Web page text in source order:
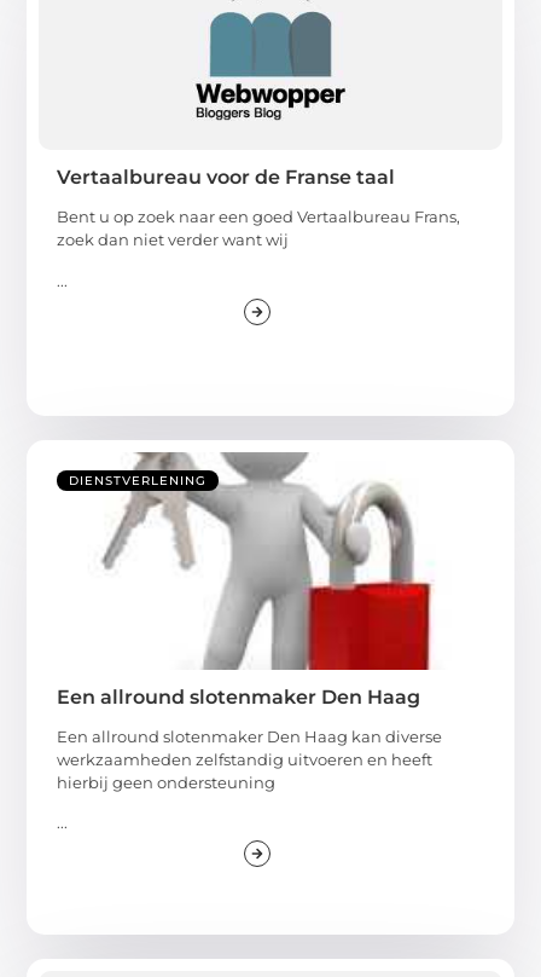
Vertaalbureau voor de Franse taal
Bent u op zoek naar een goed Vertaalbureau Frans,
zoek dan niet verder want wij
...
DIENSTVERLENING
Een allround slotenmaker Den Haag
Een allround slotenmaker Den Haag kan diverse
werkzaamheden zelfstandig uitvoeren en heeft
hierbij geen ondersteuning
...